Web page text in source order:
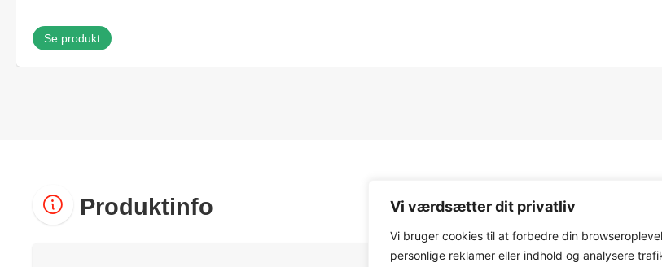
Vi værdsætter dit privatliv
Vi bruger cookies til at forbedre din
personlige reklamer eller indhold og analysere
Se produkt
Produktinfo